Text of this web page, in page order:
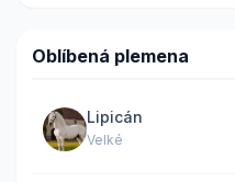
Oblíbená plemena
Lipicán
Velké